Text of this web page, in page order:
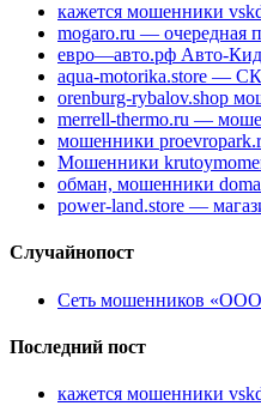
кажется мошенники
mogaro.ru — очередная
евро—авто.рф Авто-
aqua-motorika.store —
orenburg-rybalov.shop
merrell-thermo.ru —
мошенники
Мошенники
обман, мошенники
power-land.store —
Случайнопост
Сеть мошенников
Последний пост
кажется мошенники